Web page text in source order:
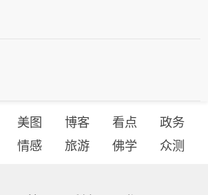
美图 博客 看点
政务
情感 旅游 佛学 众测